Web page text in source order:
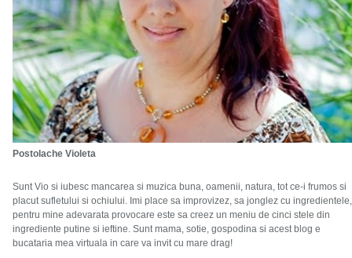
Postolache Violeta
Sunt Vio si iubesc mancarea si muzica buna, oamenii, natura, tot ce-i frumos si
placut sufletului si ochiului. Imi place sa improvizez, sa jonglez cu ingredientele,
pentru mine adevarata provocare este sa creez un meniu de cinci stele din
ingrediente putine si ieftine. Sunt mama, sotie, gospodina si acest blog e
bucataria mea virtuala in care va invit cu mare drag!